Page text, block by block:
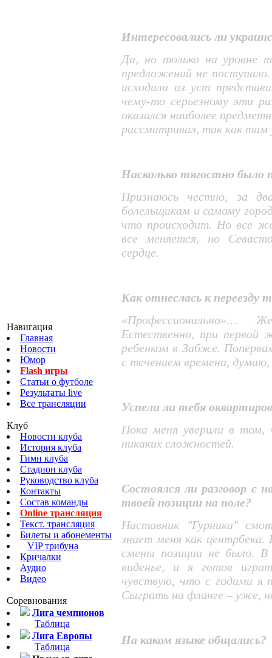
Навигация
Главная
Новости
Юмор
Flash игры
Статьи о футболе
Результаты live
Все трансляции
Клуб
Новости клуба
История клуба
Гимн клуба
Стадион клуба
Руководство клуба
Контакты
Состав команды
Online трансляция
Текст. трансляция
Билеты и абонементы
VIP трибуна
Кричалки
Аудио
Видео
Соревнования
Лига чемпионов
Таблица
Лига Европы
Таблица
Интересовались ли
Да, но только на уровне
предложений не
исходили из уст
чему-то серьезному эти
оказался наиболее
рассматривал, так как там
Насколько тягостно было
Признаюсь честно, за
болельщикам и самому
что происходит. Но все
все меняется, но
сердце.
Как отнеслась к переезду
«Профессионально»…
Естественно, при первой
ребенком в Забже.
с течением времени,
Успели ли тебя
Пока меня уверили в том,
никаких сложностей.
Состоялся ли разговор с
твоей позиции на поле?
Наставник "Гурника"
знает меня как
смены позиции не было. В
виденье, и я готов
чувствую, что с годами я
Сыграть на фланге – уже,
На каком языке общались?